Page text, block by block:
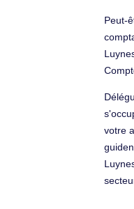
Peut-
votre